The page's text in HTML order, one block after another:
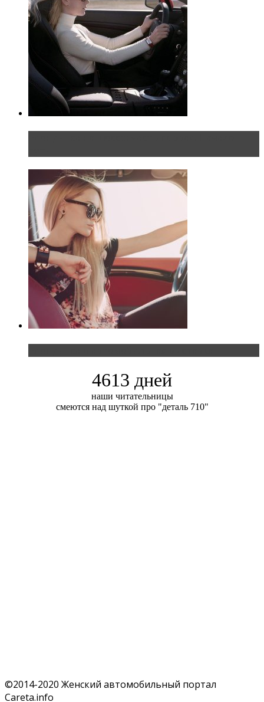
4613 дней
наши читательницы
смеются над шуткой про "деталь 710"
©2014-2020 Женский автомобильный портал
Careta.info